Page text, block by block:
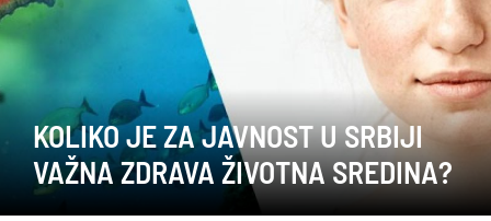
KOLIKO JE ZA JAVNOST U SRBIJI
VAŽNA ZDRAVA ŽIVOTNA SREDINA?